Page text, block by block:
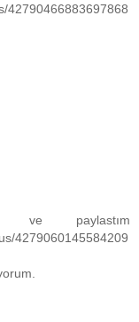
42790466883697868
ve paylastım
4279060145584209